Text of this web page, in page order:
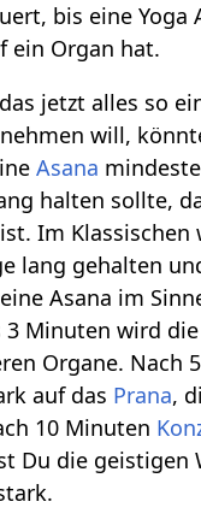
bis eine Yoga
ein Organ hat.
jetzt alles so
will,
Asana
halten sollte,
Im Klassischen
lang gehalten
Asana im
3 Minuten wird
Organe. Nach
auf das Prana,
10 Minuten
Du die geistigen